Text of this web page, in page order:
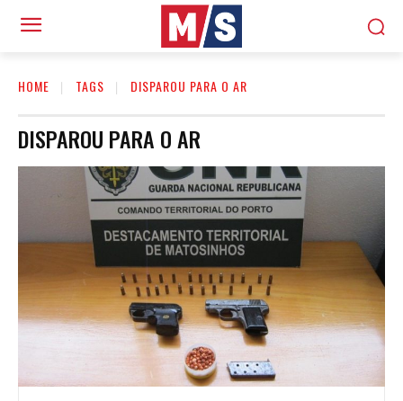
HOME TAGS DISPAROU PARA O AR
DISPAROU PARA O AR